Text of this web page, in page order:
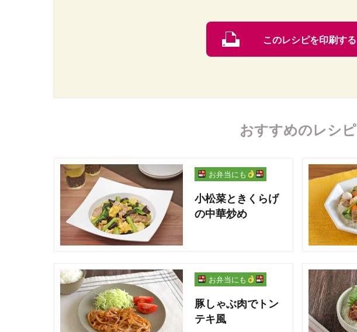
このレシピを印刷する
おすすめのレシピ
お弁当にも
小松菜ときくらげ
の中華炒め
お弁当にも
豚しゃぶ肉でトン
テキ風